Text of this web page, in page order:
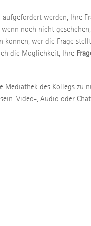
werden, Ihre
wenn noch nicht
können, wer die Frage
die Möglichkeit, Ihre
des Kollegs
Video-, Audio oder